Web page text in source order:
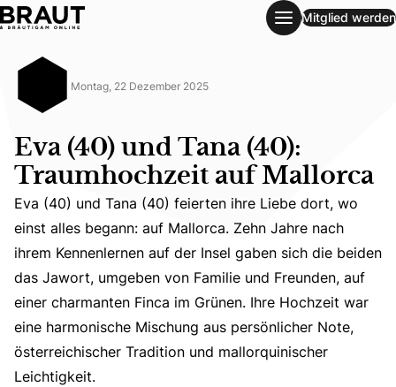
Eva (40) und Tana (40): Traumhochzeit auf Mallorca
Mitglied werden
Montag, 22 Dezember 2025
Eva (40) und Tana (40):
Traumhochzeit auf Mallorca
Eva (40) und Tana (40) feierten ihre Liebe dort, wo
Eva (40) und Tana (40) feierten ihre Liebe dort, wo
einst alles begann: auf Mallorca. Zehn Jahre nach
ihrem Kennenlernen auf der Insel gaben sich die beiden
das Jawort, umgeben von Familie und Freunden, auf
einer charmanten Finca im Grünen. Ihre Hochzeit war
eine harmonische Mischung aus persönlicher Note,
österreichischer Tradition und mallorquinischer
Leichtigkeit.